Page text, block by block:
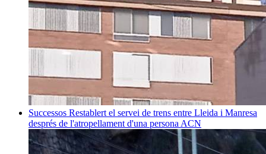
Successos Restablert el servei de trens entre Lleida i Manresa
després de l'atropellament d'una persona ACN